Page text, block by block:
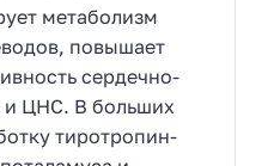
метаболизм
повышает
сердечно-
и ЦНС. В больших
тиротропин-